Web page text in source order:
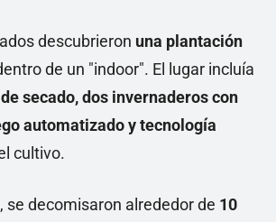
descubrieron una plantación
de un "indoor". El lugar incluía
secado, dos invernaderos con
automatizado y tecnología
cultivo.
se decomisaron alrededor de 10